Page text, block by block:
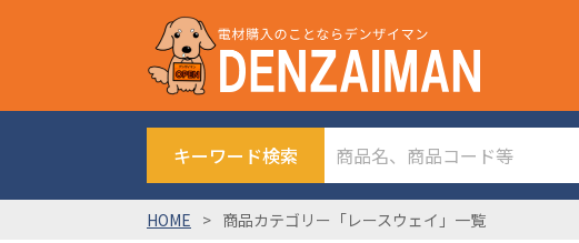
キーワード検索
HOME 商品カテゴリー「レースウェイ」一覧